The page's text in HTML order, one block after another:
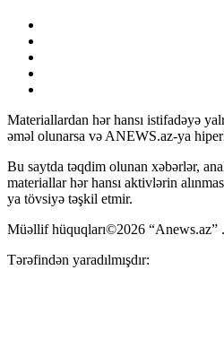
Materiallardan hər hansı istifadəyə
əməl olunarsa və ANEWS.az-ya
Bu saytda təqdim olunan xəbərlər,
materiallar hər hansı aktivlərin
ya tövsiyə təşkil etmir.
Müəllif hüquqları©2026 “Anews.az”
Tərəfindən yaradılmışdır: